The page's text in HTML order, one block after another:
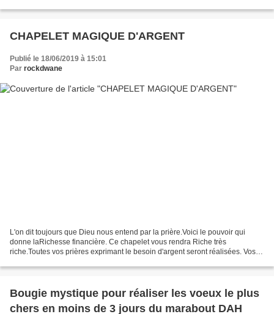
CHAPELET MAGIQUE D'ARGENT
Publié le 18/06/2019 à 15:01
Par rockdwane
L'on dit toujours que Dieu nous entend par la prière.Voici le pouvoir qui
donne laRichesse financière. Ce chapelet vous rendra Riche très
riche.Toutes vos prières exprimant le besoin d'argent seront réalisées. Vos
Bougie mystique pour réaliser les voeux le plus
chers en moins de 3 jours du marabout DAH